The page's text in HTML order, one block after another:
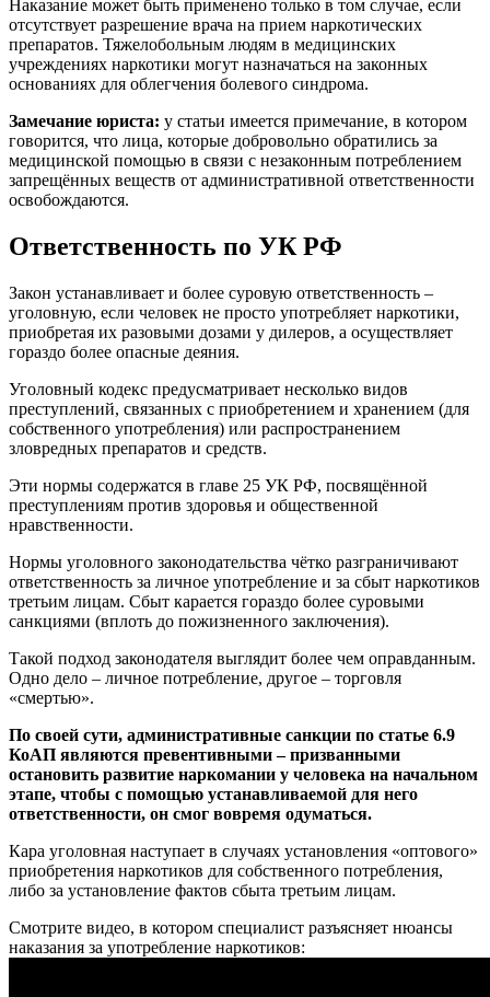
Наказание может быть применено только в том случае, если
отсутствует разрешение врача на прием наркотических
препаратов. Тяжелобольным людям в медицинских
учреждениях наркотики могут назначаться на законных
основаниях для облегчения болевого синдрома.
Замечание юриста: у статьи имеется примечание, в котором
говорится, что лица, которые добровольно обратились за
медицинской помощью в связи с незаконным потреблением
запрещённых веществ от административной ответственности
освобождаются.
Ответственность по УК РФ
Закон устанавливает и более суровую ответственность –
уголовную, если человек не просто употребляет наркотики,
приобретая их разовыми дозами у дилеров, а осуществляет
гораздо более опасные деяния.
Уголовный кодекс предусматривает несколько видов
преступлений, связанных с приобретением и хранением (для
собственного употребления) или распространением
зловредных препаратов и средств.
Эти нормы содержатся в главе 25 УК РФ, посвящённой
преступлениям против здоровья и общественной
нравственности.
Нормы уголовного законодательства чётко разграничивают
ответственность за личное употребление и за сбыт наркотиков
третьим лицам. Сбыт карается гораздо более суровыми
санкциями (вплоть до пожизненного заключения).
Такой подход законодателя выглядит более чем оправданным.
Одно дело – личное потребление, другое – торговля
«смертью».
По своей сути, административные санкции по статье 6.9
КоАП являются превентивными – призванными
остановить развитие наркомании у человека на начальном
этапе, чтобы с помощью устанавливаемой для него
ответственности, он смог вовремя одуматься.
Кара уголовная наступает в случаях установления «оптового»
приобретения наркотиков для собственного потребления,
либо за установление фактов сбыта третьим лицам.
Смотрите видео, в котором специалист разъясняет нюансы
наказания за употребление наркотиков: